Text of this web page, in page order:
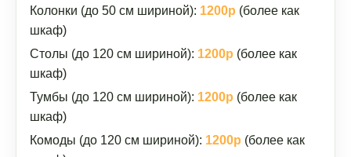
Колонки (до 50 см шириной): 1200р (более как
шкаф)
Столы (до 120 см шириной): 1200р (более как
шкаф)
Тумбы (до 120 см шириной): 1200р (более как
шкаф)
Комоды (до 120 см шириной): 1200р (более как